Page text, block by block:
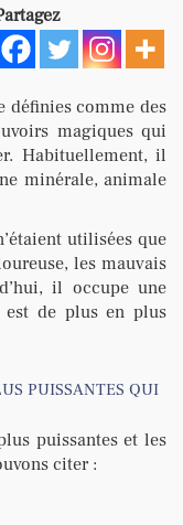
définies comme des
magiques qui
Habituellement, il
minérale, animale
utilisées que
les mauvais
il occupe une
de plus en plus
PUISSANTES QUI
puissantes et les
citer :